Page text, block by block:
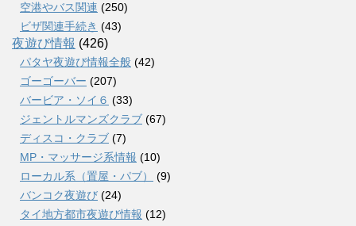
空港やバス関連 (250)
ビザ関連手続き (43)
夜遊び情報 (426)
パタヤ夜遊び情報全般 (42)
ゴーゴーバー (207)
バービア・ソイ６ (33)
ジェントルマンズクラブ (67)
ディスコ・クラブ (7)
MP・マッサージ系情報 (10)
ローカル系（置屋・パブ）
(9)
バンコク夜遊び (24)
タイ地方都市夜遊び情報 (12)